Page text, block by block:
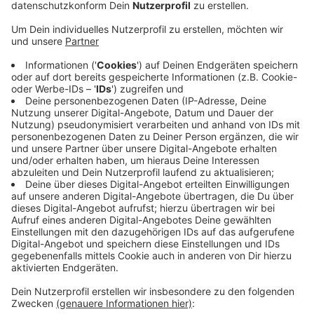
gelegen, heißt es.
Veröffentlicht:Dienstag, 09.06.2026 09:11
Anzeige
Die Knochen sind nun bei der Rechtsmedizin
Anzeige
Gestern Abend sah eine Passantin nach und entdeckte
die Knochen in dem Beutel. Die Frau alarmierte die
Polizei, die Beamten brachten die Knochen zur
Rechtsmedizin. Von dort heißt es nun, dass die
Gebeine höchstwahrscheinlich von Tieren stammen.
Anzeige